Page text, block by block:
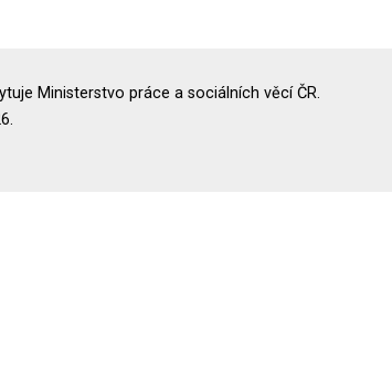
Ministerstvo práce a sociálních věcí ČR.